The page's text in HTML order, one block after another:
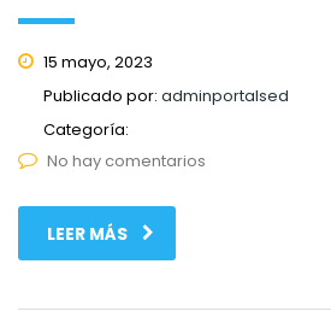
15 mayo, 2023
Publicado por: adminportalsed
Categoría:
No hay comentarios
LEER MÁS